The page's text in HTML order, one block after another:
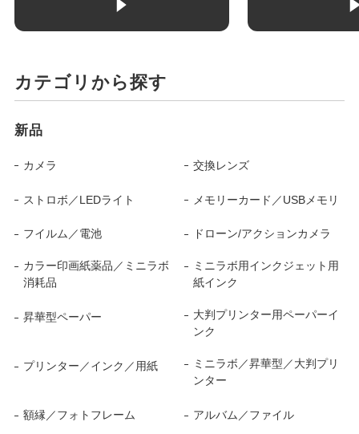
カテゴリから探す
新品
カメラ 交換レンズ
ストロボ／LEDライト メモリーカード／USBメモリ
フイルム／電池 ドローン/アクションカメラ
カラー印画紙薬品／ミニラボ
消耗品
ミニラボ用インクジェット用
紙インク
昇華型ペーパー
大判プリンター用ペーパーイ
ンク
プリンター／インク／用紙
ミニラボ／昇華型／大判プリ
ンター
額縁／フォトフレーム アルバム／ファイル